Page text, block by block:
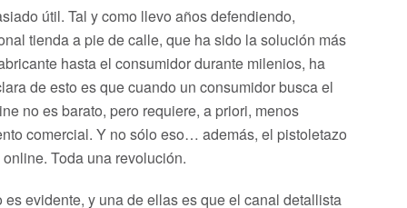
útil. Tal y como llevo años defendiendo,
tienda a pie de calle, que ha sido la solución más
hasta el consumidor durante milenios, ha
de esto es que cuando un consumidor busca el
no es barato, pero requiere, a priori, menos
comercial. Y no sólo eso… además, el pistoletazo
Toda una revolución.
es evidente, y una de ellas es que el canal detallista